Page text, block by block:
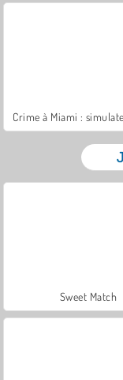
Crime à Miami :
Sweet Match